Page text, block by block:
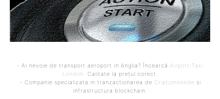
- Ai nevoie de transport aeroport in Anglia? Încearcă Airport Taxi
London . Calitate la prețul corect.
- Companie specializata in tranzactionarea de Criptomonede si
infrastructura blockchain.